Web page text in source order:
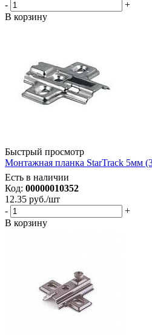
-
+
В корзину
Быстрый просмотр
Монтажная планка StarTrack 5мм
Есть в наличии
Код: 00000010352
12.35 руб./шт
-
+
В корзину